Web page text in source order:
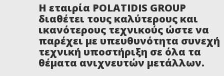
Η εταιρία POLATIDIS GROUP
διαθέτει τους καλύτερους και
ικανότερους τεχνικούς ώστε να
παρέχει με υπευθυνότητα συνεχή
τεχνική υποστήριξη σε όλα τα
θέματα ανιχνευτών μετάλλων.